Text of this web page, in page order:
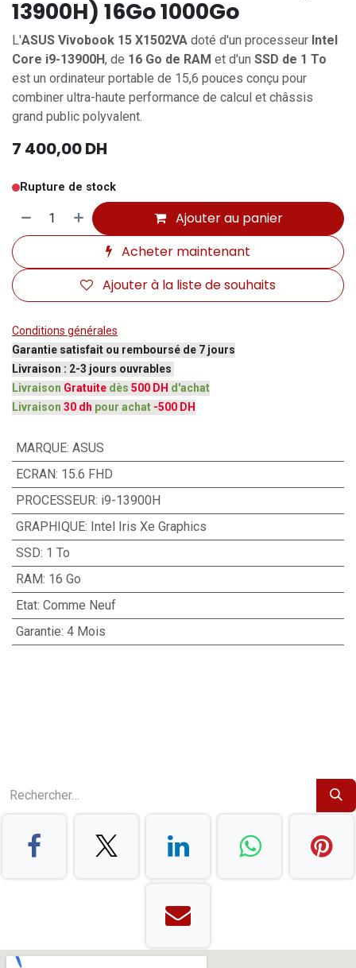
13900H) 16Go 1000Go
L'ASUS Vivobook 15 X1502VA doté d'un processeur Intel
Core i9-13900H, de 16 Go de RAM et d'un SSD de 1 To
est un ordinateur portable de 15,6 pouces conçu pour
combiner ultra-haute performance de calcul et châssis
grand public polyvalent.
7 400,00DH
Rupture de stock
Ajouter au panier
Acheter maintenant
Ajouter à la liste de souhaits
Conditions générales
Garantie satisfait ou remboursé de 7 jours
Livraison : 2-3 jours ouvrables
Livraison Gratuite dès 500 DH d'achat
Livraison 30 dh pour achat -500 DH
MARQUE: ASUS
ECRAN: 15.6 FHD
PROCESSEUR: i9-13900H
GRAPHIQUE: Intel Iris Xe Graphics
SSD: 1 To
RAM: 16 Go
Etat: Comme Neuf
Garantie: 4 Mois